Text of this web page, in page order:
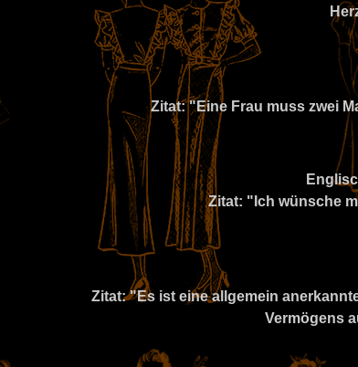
Zitat: "Eine Frau muss zwei
Zitat: "Ich wünsche
Zitat: "Es ist eine allgemein
Vermögens